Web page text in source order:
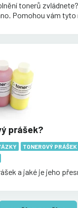
tonerů
Pomohou vám tyto
prášek?
TONEROVÝ PRÁŠEK
a jaké je jeho